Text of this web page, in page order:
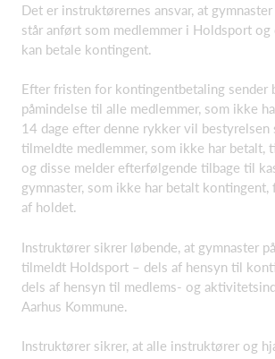
Det er instruktørernes ansvar, at
står anført som medlemmer i Holdsport og
kan betale kontingent.
Efter fristen for kontingentbetaling sender
påmindelse til alle medlemmer, som ikke
14 dage efter denne rykker vil bestyrelsen
tilmeldte medlemmer, som ikke har betalt,
og disse melder efterfølgende tilbage til
gymnaster, som ikke har betalt kontingent,
af holdet.
Instruktører sikrer løbende, at gymnaster
tilmeldt Holdsport – dels af hensyn til
dels af hensyn til medlems- og
Aarhus Kommune.
Instruktører sikrer, at alle instruktører og